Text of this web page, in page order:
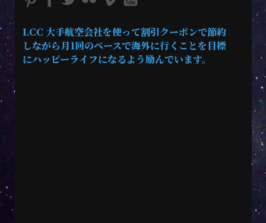
LCC 大手航空会社を使って割引クーポンで節約
しながら月1回のペースで海外に行くことを目標
にハッピーライフになるよう励んでいます。